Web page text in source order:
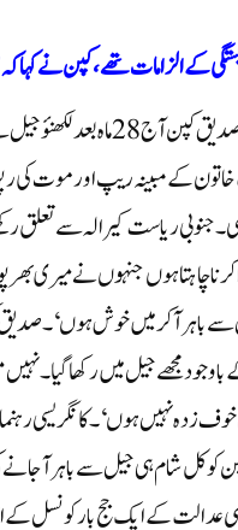
کے الزامات تھے،کپن نے کہا
کے مبینہ ریپ اور موت کی
جنوبی ریاست کیرالہ سے
سے باہر آکر میں خوش ہوں‘۔
زدہ نہیں ہوں‘ ۔کانگریسی
کو کل شام ہی جیل سے باہر
عدالت کے ایک جج بار کونسل